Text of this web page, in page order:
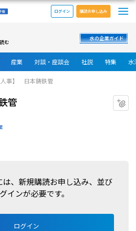
日本水道新聞 電子版
ログイン 購読お申し込み
む
水の企業ガイド
産業 対談・座談会 社説 特集 水
人事】 日本鋳鉄管
管
、新規購読お申し込み、並び
インが必要です。
ログイン